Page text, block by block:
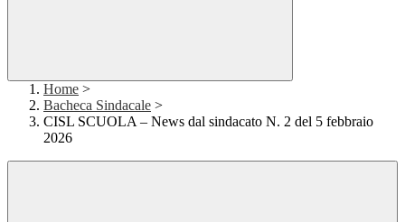
Home >
Bacheca Sindacale >
CISL SCUOLA – News dal sindacato N. 2 del 5 febbraio
2026